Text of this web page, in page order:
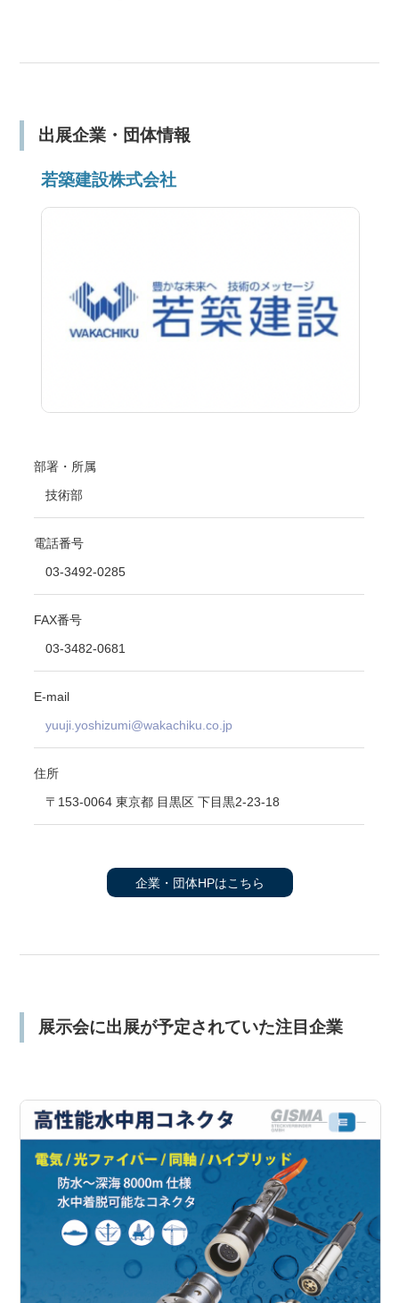
出展企業・団体情報
若築建設株式会社
部署・所属
技術部
電話番号
03-3492-0285
FAX番号
03-3482-0681
E-mail
yuuji.yoshizumi@wakachiku.co.jp
住所
〒153-0064 東京都 目黒区 下目黒2-23-18
企業・団体HPはこちら
展示会に出展が予定されていた注目企業